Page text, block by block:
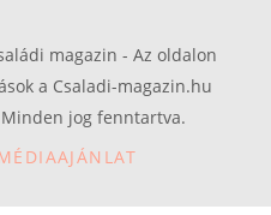
magazin - Az oldalon
a Csaladi-magazin.hu
jog fenntartva.